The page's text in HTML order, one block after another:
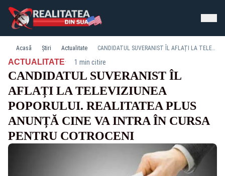
Acasă Știri Actualitate CANDIDATUL SUVERANIST ÎL AFLAȚI LA TELEVIZIUNEA POPORULUI. REALITATEA PLUS ANUNȚĂ CINE VA INTRA ÎN CURSA PENTRU COTROCENI
ACTUALITATE· 1 min citire
CANDIDATUL SUVERANIST ÎL
AFLAȚI LA TELEVIZIUNEA
POPORULUI. REALITATEA PLUS
ANUNȚĂ CINE VA INTRA ÎN CURSA
PENTRU COTROCENI